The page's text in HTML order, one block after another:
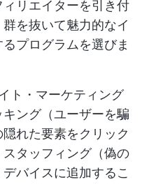
リエイターを引き付
を抜いて魅力的なイ
プログラムを選びま
ト・マーケティング
ング（ユーザーを騙
れた要素をクリック
タッフィング（偽の
バイスに追加するこ